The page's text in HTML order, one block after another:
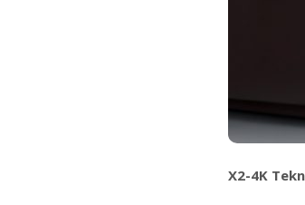
X2-4K